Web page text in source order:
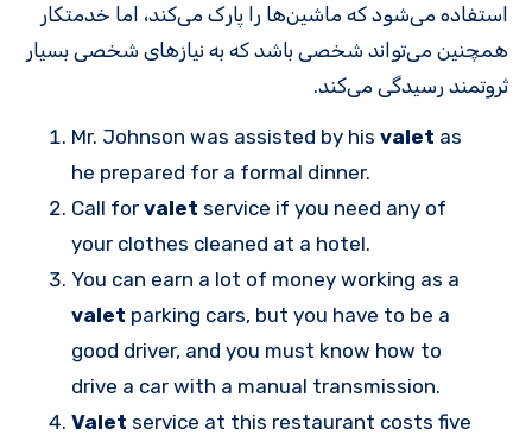
استفاده می‌شود که ماشین‌ها را پارک می‌کند، اما خدمتکار
همچنین می‌تواند شخصی باشد که به نیازهای شخصی بسیار
ثروتمند رسیدگی می‌کند.
Mr. Johnson was assisted by his valet as
he prepared for a formal dinner.
Call for valet service if you need any of
your clothes cleaned at a hotel.
You can earn a lot of money working as a
valet parking cars, but you have to be a
good driver, and you must know how to
drive a car with a manual transmission.
Valet service at this restaurant costs five